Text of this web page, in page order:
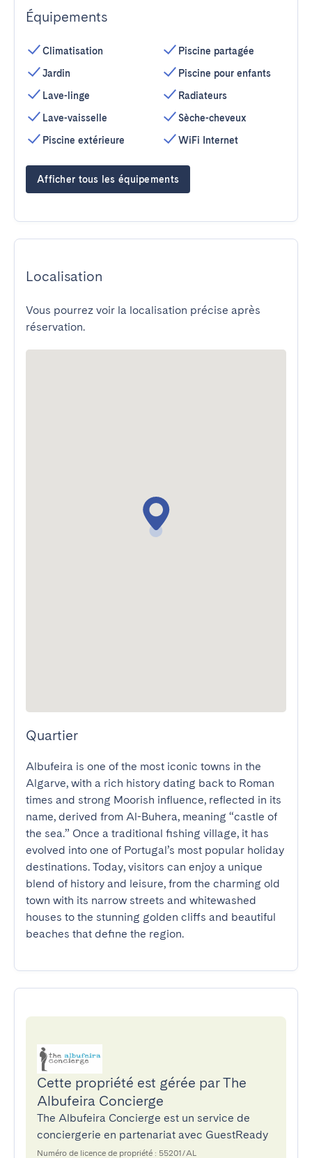
Équipements
Climatisation
Jardin
Lave-linge
Lave-vaisselle
Piscine extérieure
Piscine partagée
Piscine pour enfants
Radiateurs
Sèche-cheveux
WiFi Internet
Afficher tous les équipements
Localisation
Vous pourrez voir la localisation précise après
réservation.
Quartier
Albufeira is one of the most iconic towns in the
Algarve, with a rich history dating back to Roman
times and strong Moorish influence, reflected in its
name, derived from Al-Buhera, meaning “castle of
the sea.” Once a traditional fishing village, it has
evolved into one of Portugal’s most popular holiday
destinations. Today, visitors can enjoy a unique
blend of history and leisure, from the charming old
town with its narrow streets and whitewashed
houses to the stunning golden cliffs and beautiful
beaches that define the region.
Cette propriété est gérée par The
Albufeira Concierge
The Albufeira Concierge est un service de
conciergerie en partenariat avec GuestReady
Numéro de licence de propriété : 55201/AL